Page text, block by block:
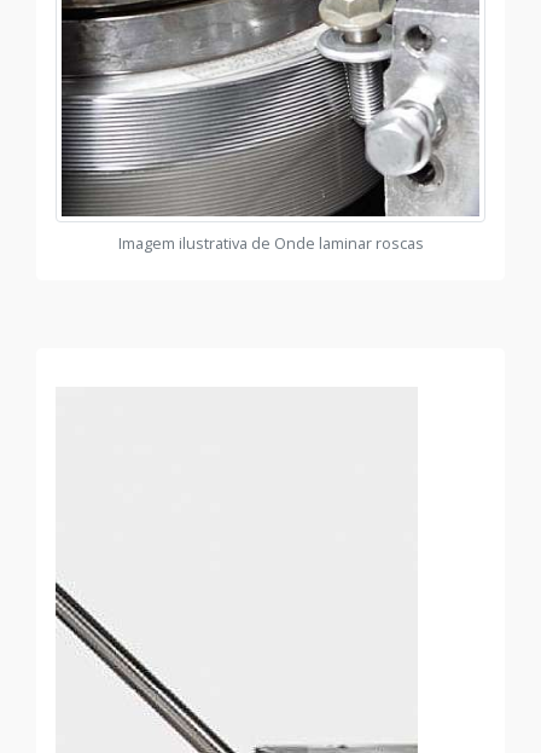
Imagem ilustrativa de Onde laminar roscas